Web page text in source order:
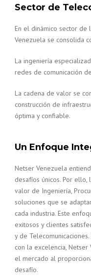
Sector de
En el dinámico sector de
Venezuela se consolida
La ingeniería
redes de comunicación
La cadena de valor se
construcción de
óptima y confiable.
Un Enfoque
Netser Venezuela
desafíos únicos. Por
valor de Ingeniería,
soluciones que se
cada industria. Este
exitosos y clientes
y de
con la excelencia,
el mercado al
desafío.